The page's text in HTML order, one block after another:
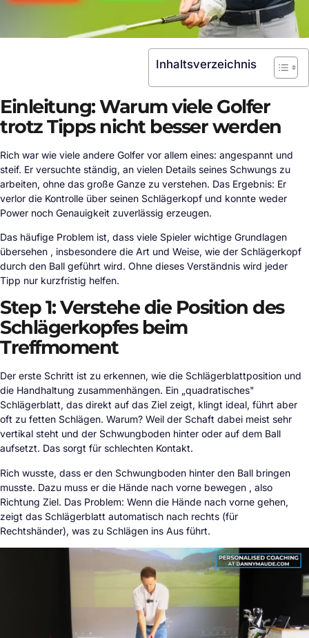
Inhaltsverzeichnis
Einleitung: Warum viele Golfer
trotz Tipps nicht besser werden
Rich war wie viele andere Golfer vor allem eines: angespannt und
steif. Er versuchte ständig, an vielen Details seines Schwungs zu
arbeiten, ohne das große Ganze zu verstehen. Das Ergebnis: Er
verlor die Kontrolle über seinen Schlägerkopf und konnte weder
Power noch Genauigkeit zuverlässig erzeugen.
Das häufige Problem ist, dass viele Spieler wichtige Grundlagen
übersehen , insbesondere die Art und Weise, wie der Schlägerkopf
durch den Ball geführt wird. Ohne dieses Verständnis wird jeder
Tipp nur kurzfristig helfen.
Step 1: Verstehe die Position des
Schlägerkopfes beim
Treffmoment
Der erste Schritt ist zu erkennen, wie die Schlägerblattposition und
die Handhaltung zusammenhängen. Ein „quadratisches"
Schlägerblatt, das direkt auf das Ziel zeigt, klingt ideal, führt aber
oft zu fetten Schlägen. Warum? Weil der Schaft dabei meist sehr
vertikal steht und der Schwungboden hinter oder auf dem Ball
aufsetzt. Das sorgt für schlechten Kontakt.
Rich wusste, dass er den Schwungboden hinter den Ball bringen
musste. Dazu muss er die Hände nach vorne bewegen , also
Richtung Ziel. Das Problem: Wenn die Hände nach vorne gehen,
zeigt das Schlägerblatt automatisch nach rechts (für
Rechtshänder), was zu Schlägen ins Aus führt.